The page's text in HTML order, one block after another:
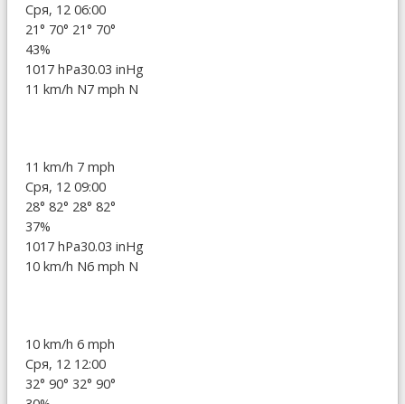
Сря, 12 06:00
21° 70° 21° 70°
43%
1017 hPa30.03 inHg
11 km/h N7 mph N
11 km/h 7 mph
Сря, 12 09:00
28° 82° 28° 82°
37%
1017 hPa30.03 inHg
10 km/h N6 mph N
10 km/h 6 mph
Сря, 12 12:00
32° 90° 32° 90°